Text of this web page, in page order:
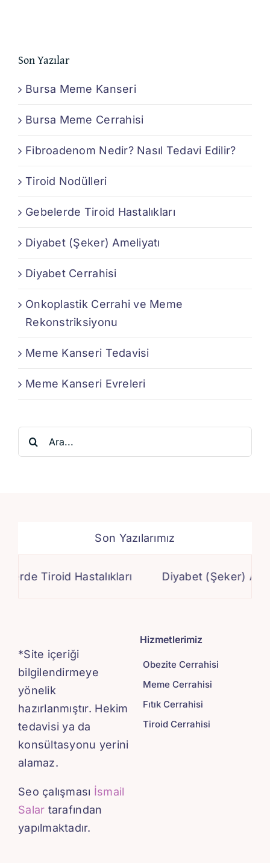
Son Yazılar
Bursa Meme Kanseri
Bursa Meme Cerrahisi
Fibroadenom Nedir? Nasıl Tedavi Edilir?
Tiroid Nodülleri
Gebelerde Tiroid Hastalıkları
Diyabet (Şeker) Ameliyatı
Diyabet Cerrahisi
Onkoplastik Cerrahi ve Meme
Rekonstriksiyonu
Meme Kanseri Tedavisi
Meme Kanseri Evreleri
Ara:
Son Yazılarımız
Tiroid Hastalıkları Diyabet (Şeker)
*Site içeriği
bilgilendirmeye
yönelik
hazırlanmıştır. Hekim
tedavisi ya da
konsültasyonu yerini
alamaz.
Seo çalışması İsmail
Salar tarafından
yapılmaktadır.
Hizmetlerimiz
Obezite Cerrahisi
Meme Cerrahisi
Fıtık Cerrahisi
Tiroid Cerrahisi